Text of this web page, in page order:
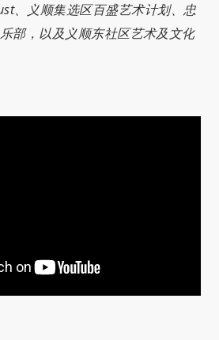
、义顺集选区百盛艺术计划、忠
部，以及义顺东社区艺术及文化